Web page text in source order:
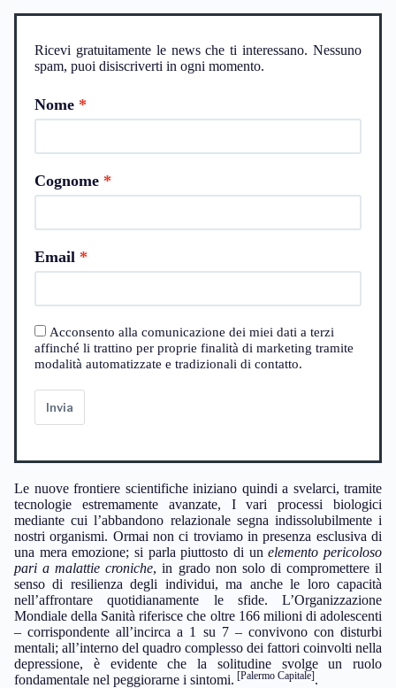
Ricevi gratuitamente le news che ti interessano. Nessuno
spam, puoi disiscriverti in ogni momento.
Nome
Cognome
Email
Acconsento alla comunicazione dei miei dati a terzi
affinché li trattino per proprie finalità di marketing tramite
modalità automatizzate e tradizionali di contatto.
Invia
Le nuove frontiere scientifiche iniziano quindi a svelarci, tramite
tecnologie estremamente avanzate, I vari processi biologici
mediante cui l’abbandono relazionale segna indissolubilmente i
nostri organismi. Ormai non ci troviamo in presenza esclusiva di
una mera emozione; si parla piuttosto di unelemento pericoloso
pari a malattie croniche, in grado non solo di compromettere il
senso di resilienza degli individui, ma anche le loro capacità
nell’affrontare quotidianamente le sfide. L’Organizzazione
Mondiale della Sanità riferisce che oltre 166 milioni di adolescenti
– corrispondente all’incirca a 1 su 7 – convivono con disturbi
mentali; all’interno del quadro complesso dei fattori coinvolti nella
depressione, è evidente che la solitudine svolge un ruolo
fondamentale nel peggiorarne i sintomi. [Palermo Capitale].